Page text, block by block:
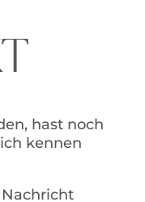
hast noch
kennen